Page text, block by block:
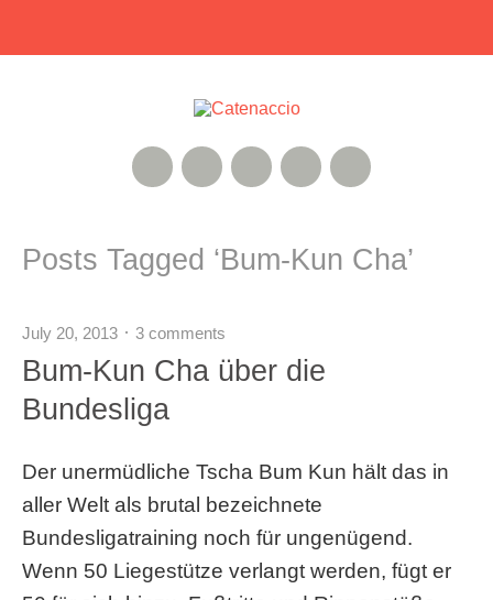
Twitter
Google+
Instagram
Xing
RSS Feed
Posts Tagged ‘Bum-Kun Cha’
July 20, 2013 3 comments
Bum-Kun Cha über die
Bundesliga
Der unermüdliche Tscha Bum Kun hält das in
aller Welt als brutal bezeichnete
Bundesligatraining noch für ungenügend.
Wenn 50 Liegestütze verlangt werden, fügt er